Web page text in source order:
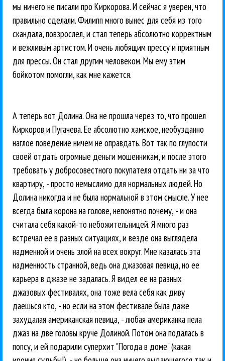
мы ничего не писали про Киркорова. И сейчас я уверен, что
правильно сделали. Филипп много вынес для себя из того
скандала, повзрослел, и стал теперь абсолютно корректным
и вежливым артистом. И очень любящим прессу и приятным
для прессы. Он стал другим человеком. Мы ему этим
бойкотом помогли, как мне кажется.
А теперь вот Долина. Она не прошла через то, что прошел
Киркоров и Пугачева. Ее абсолютно хамское, необузданно
наглое поведение ничем не оправдать. Вот так по глупости
своей отдать огромные деньги мошенникам, и после этого
требовать у добросовестного покупателя отдать ни за что
квартиру, - просто немыслимо для нормальных людей. Но
Долина никогда и не была нормальной в этом смысле. У нее
всегда была корона на голове, непонятно почему, - и она
считала себя какой-то небожительницей. Я много раз
встречал ее в разных ситуациях, и везде она выглядела
надменной и очень злой на всех вокруг. Мне казалась эта
надменность странной, ведь она джазовая певица, но ее
карьера в джазе не задалась. Я видел ее на разных
джазовых фестивалях, она тоже вела себя как диву
даешься кто, - но если на этом фестивале была даже
захудалая американская певица, - любая американка пела
джаз на две головы круче Долиной. Потом она подалась в
попсу, и ей подарили суперхит "Погода в доме" (какая